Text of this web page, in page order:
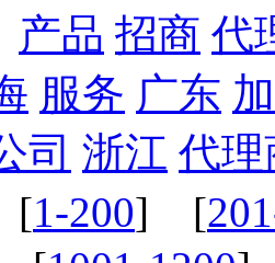
产品 招商 代
服务 广东
司 浙江 代理
1-200] [